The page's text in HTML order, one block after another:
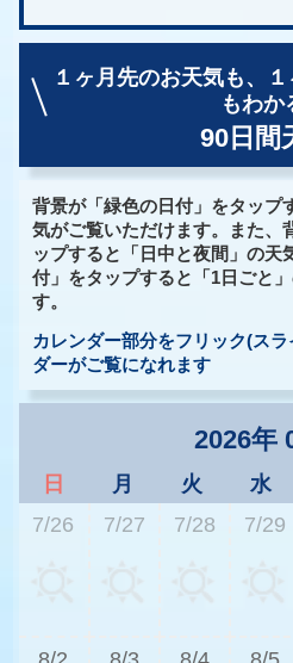
１ヶ月先のお天気も、
もわか
90日間
背景が「緑色の日付」をタップ
気がご覧いただけます。また、
ップすると「日中と夜間」の天
付」をタップすると「1日ごと
す。
カレンダー部分をフリック(ス
ダーがご覧になれます
2026年
日 月 火 水
7/26
7/27 7/28 7/29